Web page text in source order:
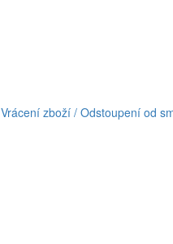
Vrácení zboží / Odstoupení od